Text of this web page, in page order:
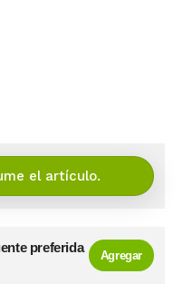
el artículo.
preferida
Agregar